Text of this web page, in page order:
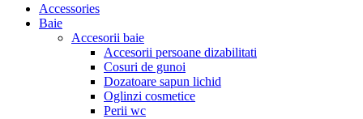
Accessories
Baie
Accesorii baie
Accesorii persoane dizabilitati
Cosuri de gunoi
Dozatoare sapun lichid
Oglinzi cosmetice
Perii wc